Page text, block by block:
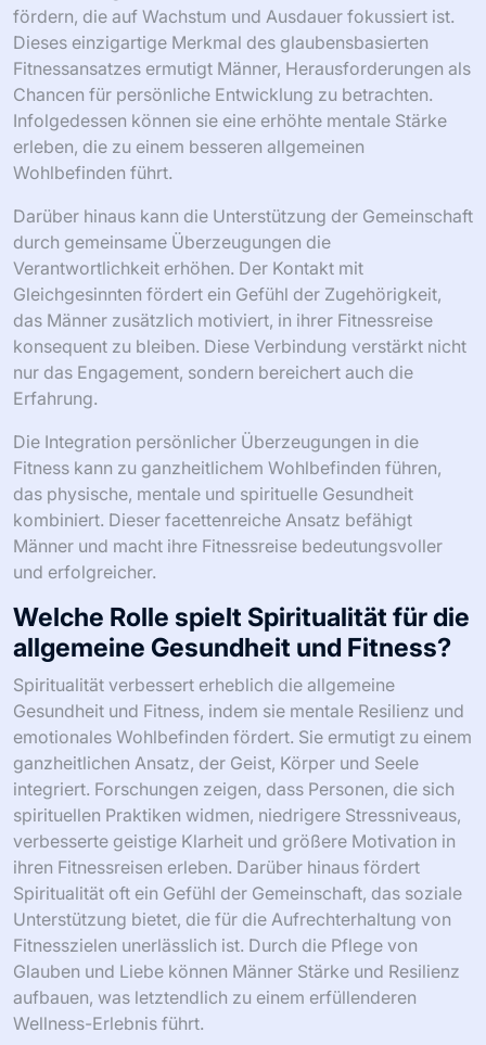
fördern, die auf Wachstum und Ausdauer fokussiert ist.
Dieses einzigartige Merkmal des glaubensbasierten
Fitnessansatzes ermutigt Männer, Herausforderungen als
Chancen für persönliche Entwicklung zu betrachten.
Infolgedessen können sie eine erhöhte mentale Stärke
erleben, die zu einem besseren allgemeinen
Wohlbefinden führt.
Darüber hinaus kann die Unterstützung der Gemeinschaft
durch gemeinsame Überzeugungen die
Verantwortlichkeit erhöhen. Der Kontakt mit
Gleichgesinnten fördert ein Gefühl der Zugehörigkeit,
das Männer zusätzlich motiviert, in ihrer Fitnessreise
konsequent zu bleiben. Diese Verbindung verstärkt nicht
nur das Engagement, sondern bereichert auch die
Erfahrung.
Die Integration persönlicher Überzeugungen in die
Fitness kann zu ganzheitlichem Wohlbefinden führen,
das physische, mentale und spirituelle Gesundheit
kombiniert. Dieser facettenreiche Ansatz befähigt
Männer und macht ihre Fitnessreise bedeutungsvoller
und erfolgreicher.
Welche Rolle spielt Spiritualität für die
allgemeine Gesundheit und Fitness?
Spiritualität verbessert erheblich die allgemeine
Gesundheit und Fitness, indem sie mentale Resilienz und
emotionales Wohlbefinden fördert. Sie ermutigt zu einem
ganzheitlichen Ansatz, der Geist, Körper und Seele
integriert. Forschungen zeigen, dass Personen, die sich
spirituellen Praktiken widmen, niedrigere Stressniveaus,
verbesserte geistige Klarheit und größere Motivation in
ihren Fitnessreisen erleben. Darüber hinaus fördert
Spiritualität oft ein Gefühl der Gemeinschaft, das soziale
Unterstützung bietet, die für die Aufrechterhaltung von
Fitnesszielen unerlässlich ist. Durch die Pflege von
Glauben und Liebe können Männer Stärke und Resilienz
aufbauen, was letztendlich zu einem erfüllenderen
Wellness-Erlebnis führt.